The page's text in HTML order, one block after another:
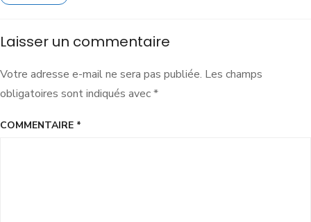
Laisser un commentaire
Votre adresse e-mail ne sera pas publiée. Les champs
obligatoires sont indiqués avec*
COMMENTAIRE *